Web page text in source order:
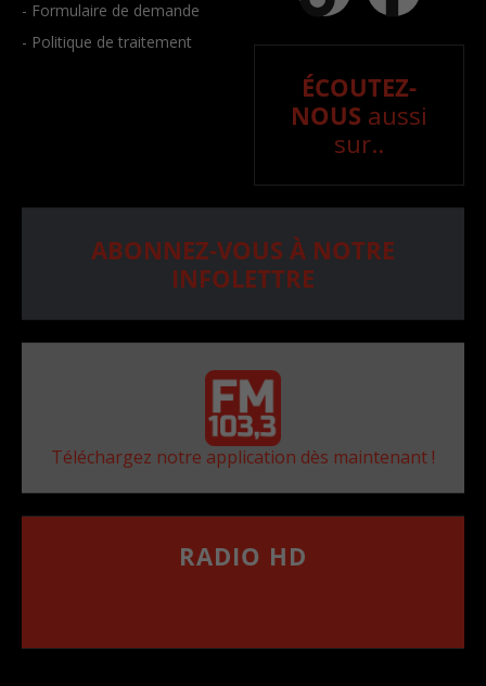
- Formulaire de demande
- Politique de traitement
ÉCOUTEZ-
NOUS aussi
sur..
ABONNEZ-VOUS À NOTRE
INFOLETTRE
Téléchargez notre application dès maintenant !
RADIO HD